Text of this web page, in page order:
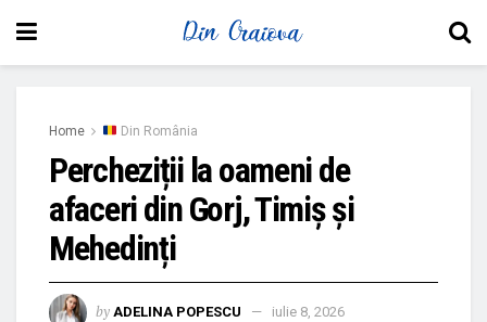
Home Din România
Percheziții la oameni de
afaceri din Gorj, Timiș și
Mehedinți
by ADELINA POPESCU iulie 8, 2026